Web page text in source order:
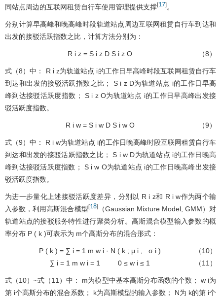
同站点周边的互联网租赁自行车使用管理提供支撑[17] 。
分别计算早高峰和晚高峰时段轨道站点周边互联网租赁自行车到达和
出发的接驳活跃指数之比，计算方法分别为：
R i z = S i z D S i z O （8）
式（8）中： R i z为轨道站点 i的工作日早高峰时段互联网租赁自行车
到达和出发的接驳活跃指数之比；
S i z D为轨道站点 i的工作日早高
峰到达接驳活跃度指数；
S i z O为轨道站点 i的工作日早高峰出发接
驳活跃度指数。
R i w = S i w D S i w O （9）
式（9）中： R i w为轨道站点 i的工作日晚高峰时段互联网租赁自行车
到达和出发的接驳活跃指数之比；
S i w D为轨道站点 i的工作日晚高
峰到达接驳活跃度指数；
S i w O为轨道站点 i的工作日晚高峰出发接
驳活跃度指数。
为进一步量化上述接驳活跃度差异，分别以 R i z和 R i w作为两个输
入参数，利用高斯混合模型[18]（Gaussian Mixture Model, GMM）对
轨道站点的接驳服务特性进行聚类分析。高斯混合模型输入参数的概
率分布 P ( k )可表示为 m个高斯分布的混合形式：
P ( k ) = ∑ i = 1 m w i · N ( k ; μ i σ i )
（10）
∑ i = 1 m w i = 1 0 ≤ w i ≤ 1 （11）
式（10）~式（11）中： m为模型中基本高斯分布函数的个数； w i为
第 i个高斯分布的混合系数； k为高斯模型的输入参数； N为 k的第 i个